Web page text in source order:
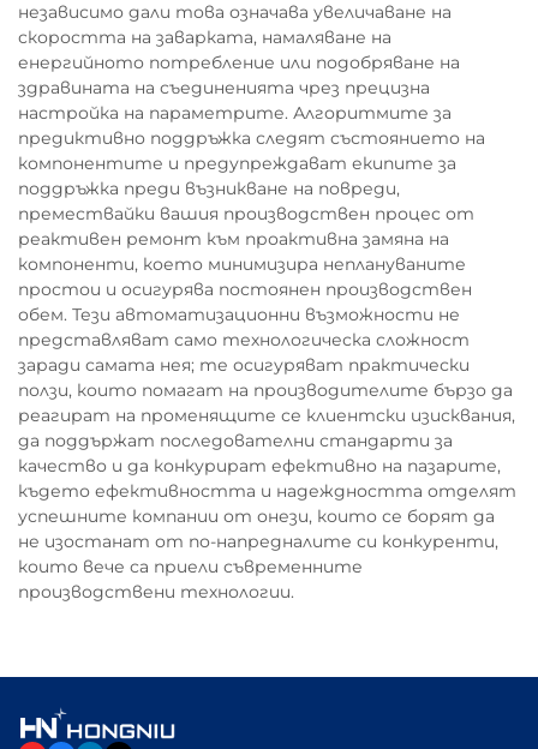
независимо дали това означава увеличаване на
скоростта на заварката, намаляване на
енергийното потребление или подобряване на
здравината на съединенията чрез прецизна
настройка на параметрите. Алгоритмите за
предиктивно поддръжка следят състоянието на
компонентите и предупреждават екипите за
поддръжка преди възникване на повреди,
премествайки вашия производствен процес от
реактивен ремонт към проактивна замяна на
компоненти, което минимизира неплануваните
простои и осигурява постоянен производствен
обем. Тези автоматизационни възможности не
представляват само технологическа сложност
заради самата нея; те осигуряват практически
ползи, които помагат на производителите бързо да
реагират на променящите се клиентски изисквания,
да поддържат последователни стандарти за
качество и да конкурират ефективно на пазарите,
където ефективността и надеждността отделят
успешните компании от онези, които се борят да
не изостанат от по-напредналите си конкуренти,
които вече са приели съвременните
производствени технологии.